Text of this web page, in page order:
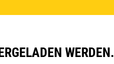
WERDEN.